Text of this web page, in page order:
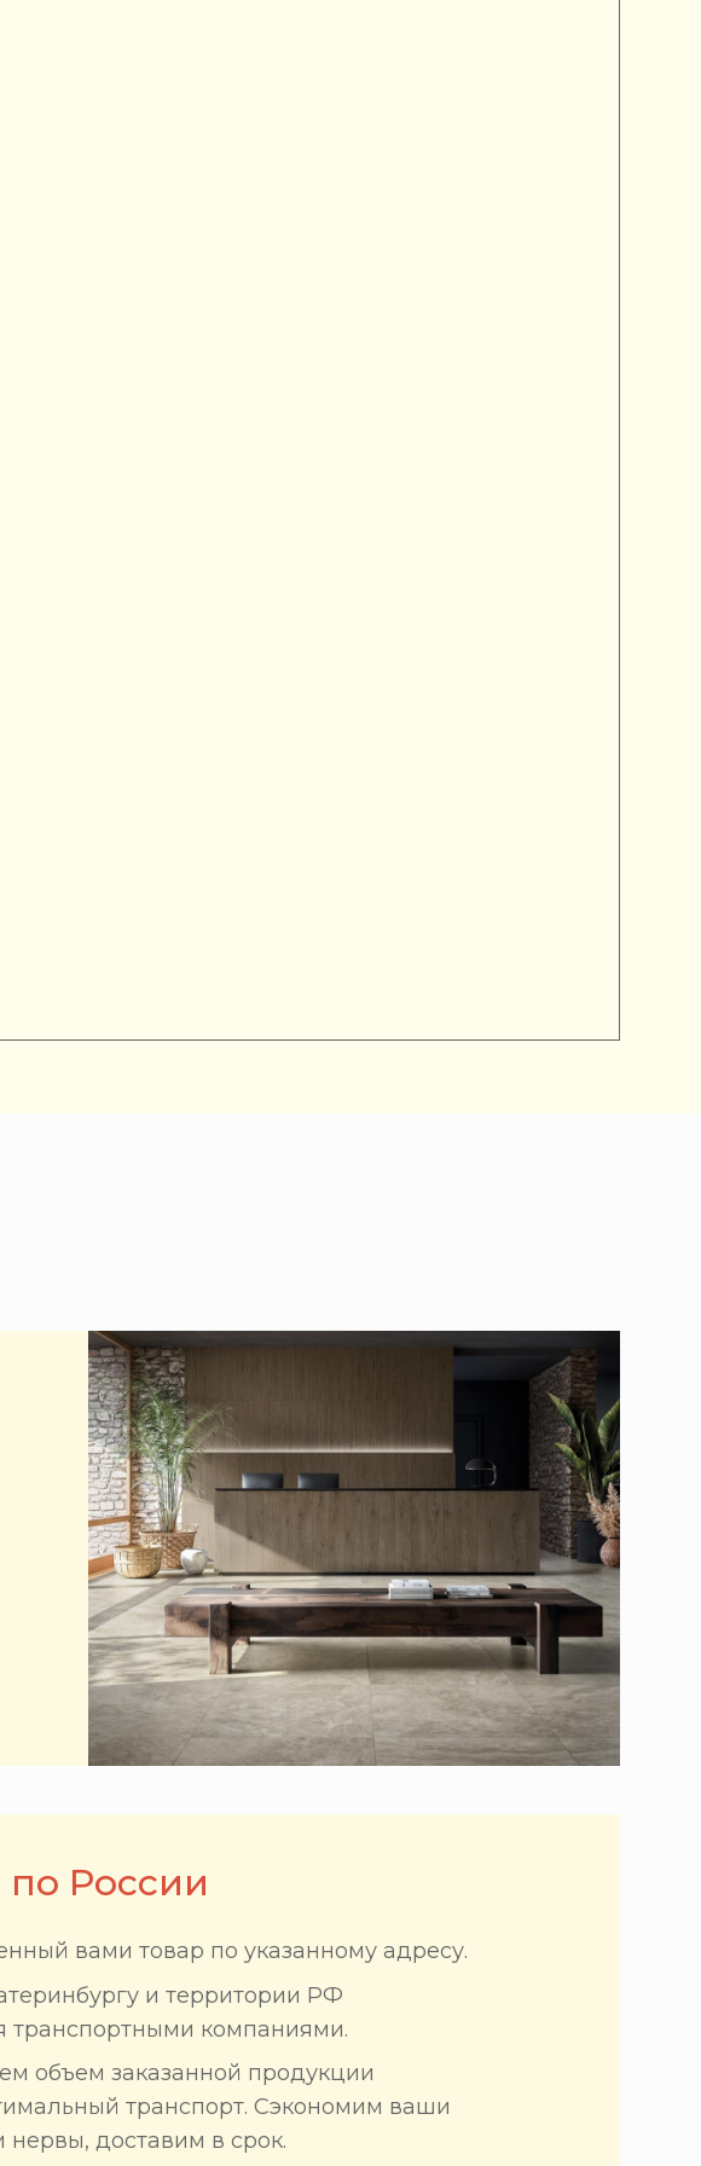
по России
вами товар по указанному адресу.
и территории РФ
транспортными компаниями.
объем заказанной продукции
транспорт. Сэкономим ваши
нервы, доставим в срок.